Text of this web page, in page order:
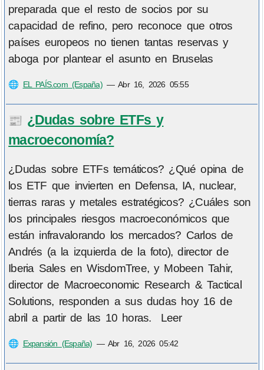
preparada que el resto de socios por su
capacidad de refino, pero reconoce que otros
países europeos no tienen tantas reservas y
aboga por plantear el asunto en Bruselas
🌐 EL PAÍS.com (España)—Abr 16, 2026 05:55
📰 ¿Dudas sobre ETFs y
macroeconomía?
¿Dudas sobre ETFs temáticos? ¿Qué opina de
los ETF que invierten en Defensa, IA, nuclear,
tierras raras y metales estratégicos? ¿Cuáles son
los principales riesgos macroeconómicos que
están infravalorando los mercados? Carlos de
Andrés (a la izquierda de la foto), director de
Iberia Sales en WisdomTree, y Mobeen Tahir,
director de Macroeconomic Research & Tactical
Solutions, responden a sus dudas hoy 16 de
abril a partir de las 10 horas. Leer
🌐 Expansión (España) — Abr 16, 2026 05:42